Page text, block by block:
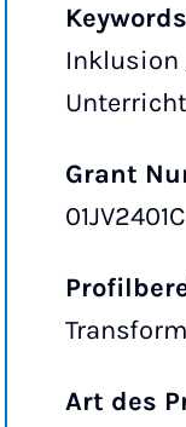
Inklusion
Grant
01JV2401C
Art des